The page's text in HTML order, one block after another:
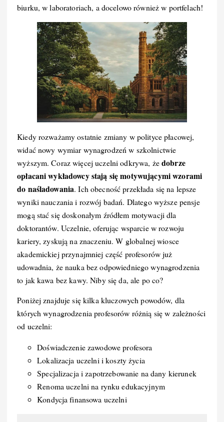
biurku, w laboratoriach, a docelowo również w portfelach!
Kiedy rozważamy ostatnie zmiany w polityce płacowej,
widać nowy wymiar wynagrodzeń w szkolnictwie
wyższym. Coraz więcej uczelni odkrywa, żedobrze
opłacani wykładowcy stają się motywującymi wzorami
do naśladowania. Ich obecność przekłada się na lepsze
wyniki nauczania i rozwój badań. Dlatego wyższe pensje
mogą stać się doskonałym źródłem motywacji dla
doktorantów. Uczelnie, oferując wsparcie w rozwoju
kariery, zyskują na znaczeniu. W globalnej wiosce
akademickiej przynajmniej część profesorów już
udowadnia, że nauka bez odpowiedniego wynagrodzenia
to jak kawa bez kawy. Niby się da, ale po co?
Poniżej znajduje się kilka kluczowych powodów, dla
których wynagrodzenia profesorów różnią się w zależności
od uczelni:
Doświadczenie zawodowe profesora
Lokalizacja uczelni i koszty życia
Specjalizacja i zapotrzebowanie na dany kierunek
Renoma uczelni na rynku edukacyjnym
Kondycja finansowa uczelni